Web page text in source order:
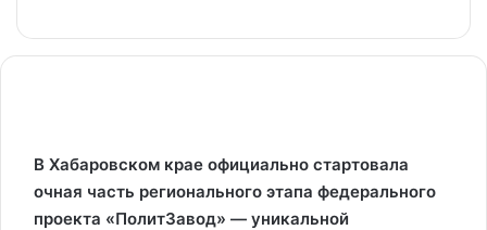
В Хабаровском крае официально стартовала
очная часть регионального этапа федерального
проекта «ПолитЗавод» — уникальной